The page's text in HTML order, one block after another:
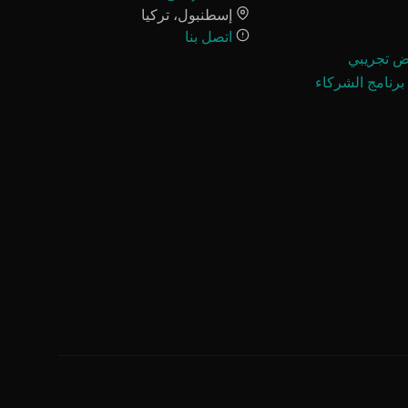
تجريبي
الشركاء
إسطنبول، تركيا
اتصل بنا